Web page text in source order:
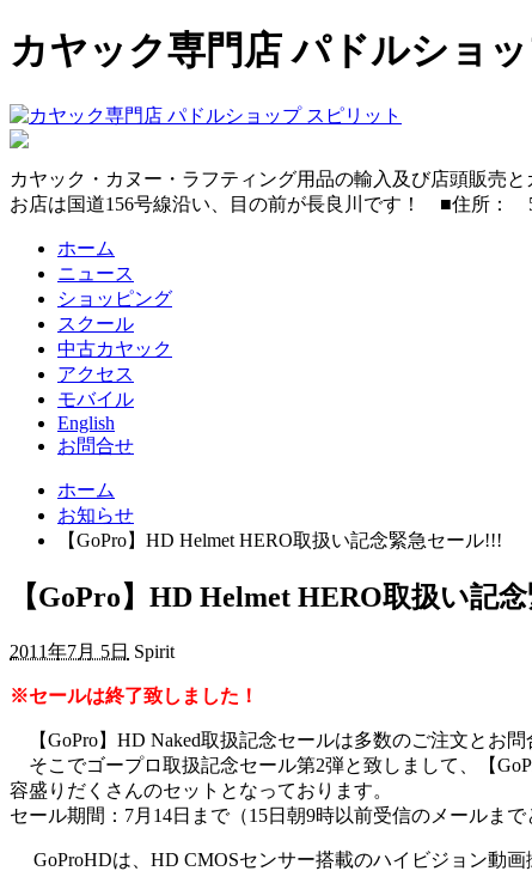
カヤック専門店 パドルショ
カヤック・カヌー・ラフティング用品の輸入及び店頭販売
お店は国道156号線沿い、目の前が長良川です！ ■住所
ホーム
ニュース
ショッピング
スクール
中古カヤック
アクセス
モバイル
English
お問合せ
ホーム
お知らせ
【GoPro】HD Helmet HERO取扱い記念緊急セール!!!
【GoPro】HD Helmet HERO取扱い記
2011年7月 5日 Spirit
※セールは終了致しました！
【GoPro】HD Naked取扱記念セールは多数のご注文とお
そこでゴープロ取扱記念セール第2弾と致しまして、【
容盛りだくさんのセットとなっております。
セール期間：7月14日まで（15日朝9時以前受信のメールまで
GoProHDは、HD CMOSセンサー搭載のハイビジョン動